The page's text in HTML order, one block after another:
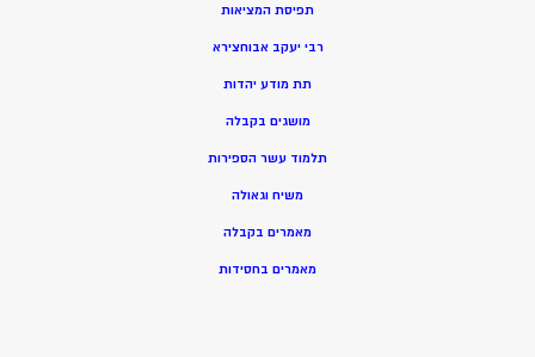
תפיסת המציאות
רבי יעקב אבוחצירא
תת מודע יהדות
מושגים בקבלה
תלמוד עשר הספירות
משיח וגאולה
מאמרים בקבלה
מאמרים בחסידות